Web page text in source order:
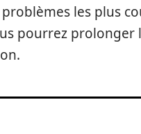
les plus
pourrez prolonger